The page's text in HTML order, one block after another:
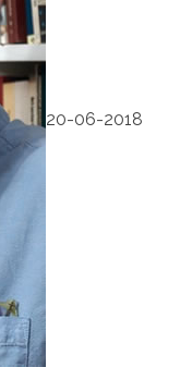
20-06-2018